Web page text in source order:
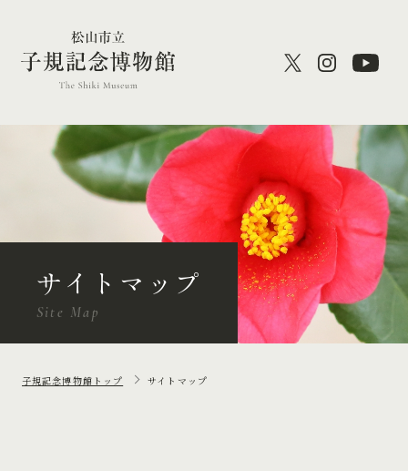
サイトマップ
Site Map
子規記念博物館トップ サイトマップ